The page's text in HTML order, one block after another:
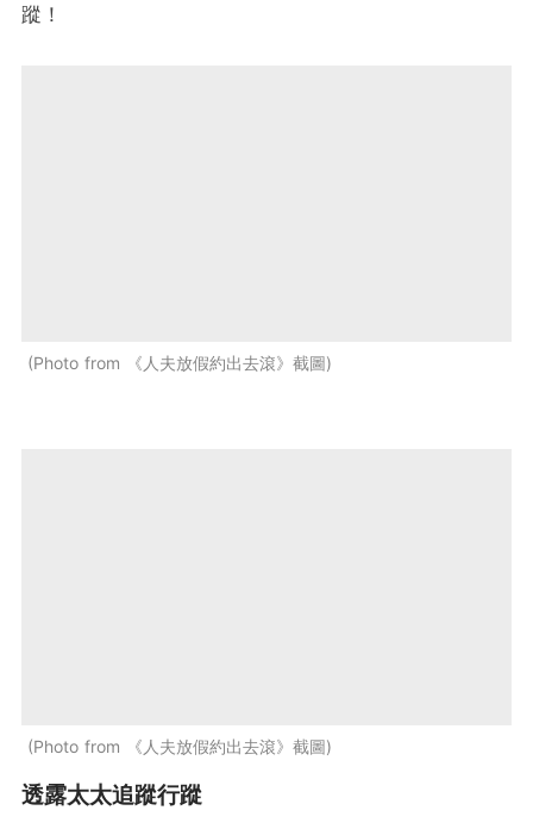
蹤！
Photo from 《人夫放假約出去滾》截圖
Photo from 《人夫放假約出去滾》截圖
透露太太追蹤行蹤